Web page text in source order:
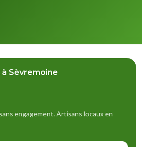
à Sèvremoine
engagement. Artisans locaux en